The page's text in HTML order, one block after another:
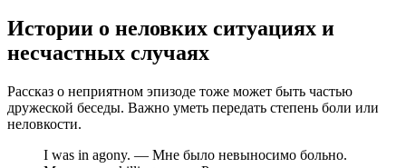
Истории о неловких ситуациях и
несчастных случаях
Рассказ о неприятном эпизоде тоже может быть частью
дружеской беседы. Важно уметь передать степень боли или
неловкости.
I was in agony. — Мне было невыносимо больно.